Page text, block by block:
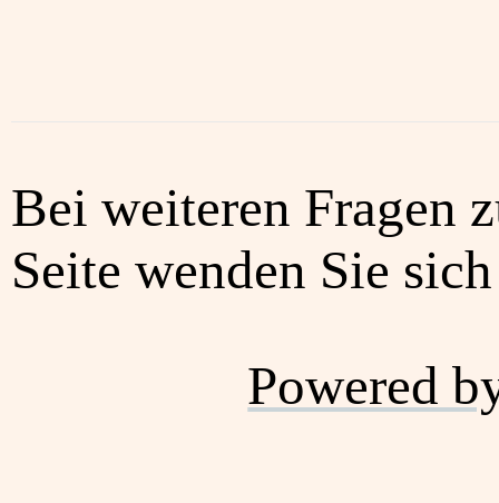
Bei weiteren Fragen
Seite wenden Sie
Powered